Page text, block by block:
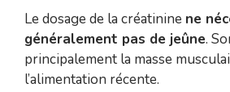
Le dosage de la créatinine ne
généralement pas de jeûne.
principalement la masse
l’alimentation récente.